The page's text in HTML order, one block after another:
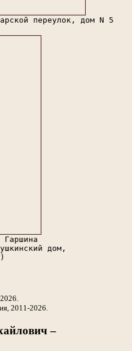
переулок, дом N 5
Гаршина
дом,
2011-2026.
–